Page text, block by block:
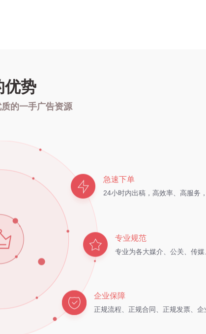
优势
的一手广告资源
急速下单
24小时内出稿，高效率、高服务
专业规范
专业为各大媒介、公关、传
企业保障
正规流程、正规合同、正规发票、企